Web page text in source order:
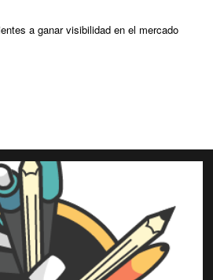
a ganar visibilidad en el mercado